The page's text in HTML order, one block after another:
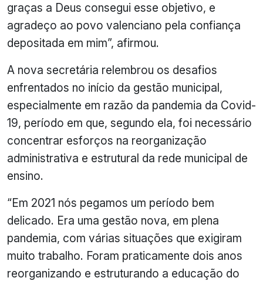
graças a Deus consegui esse objetivo, e
agradeço ao povo valenciano pela confiança
depositada em mim”, afirmou.
A nova secretária relembrou os desafios
enfrentados no início da gestão municipal,
especialmente em razão da pandemia da Covid-
19, período em que, segundo ela, foi necessário
concentrar esforços na reorganização
administrativa e estrutural da rede municipal de
ensino.
“Em 2021 nós pegamos um período bem
delicado. Era uma gestão nova, em plena
pandemia, com várias situações que exigiram
muito trabalho. Foram praticamente dois anos
reorganizando e estruturando a educação do